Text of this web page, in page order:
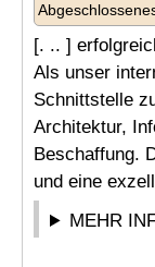
[. .. ]
Als unser
Schnittstelle
Architektur,
Beschaffung.
und eine
MEHR